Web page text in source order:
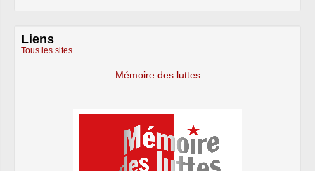
Liens
Tous les sites
Mémoire des luttes